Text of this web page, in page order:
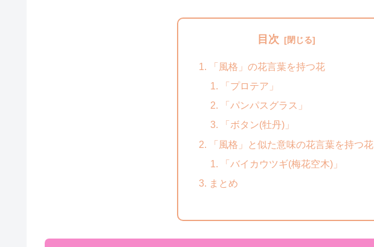
目次
「風格」の花言葉を持つ花
「プロテア」
「パンパスグラス」
「ボタン(牡丹)」
「風格」と似た意味の花言葉を持つ花
「バイカウツギ(梅花空木)」
まとめ